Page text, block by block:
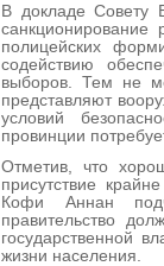
В докладе Совету
санкционирование
полицейских
содействию
выборов. Тем не
представляют
условий
провинции
Отметив, что
присутствие
Кофи Аннан
правительство
государственной
жизни населения.